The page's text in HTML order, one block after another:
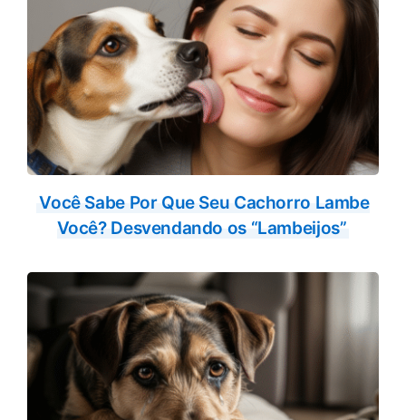
Você Sabe Por Que Seu Cachorro Lambe
Você? Desvendando os “Lambeijos”